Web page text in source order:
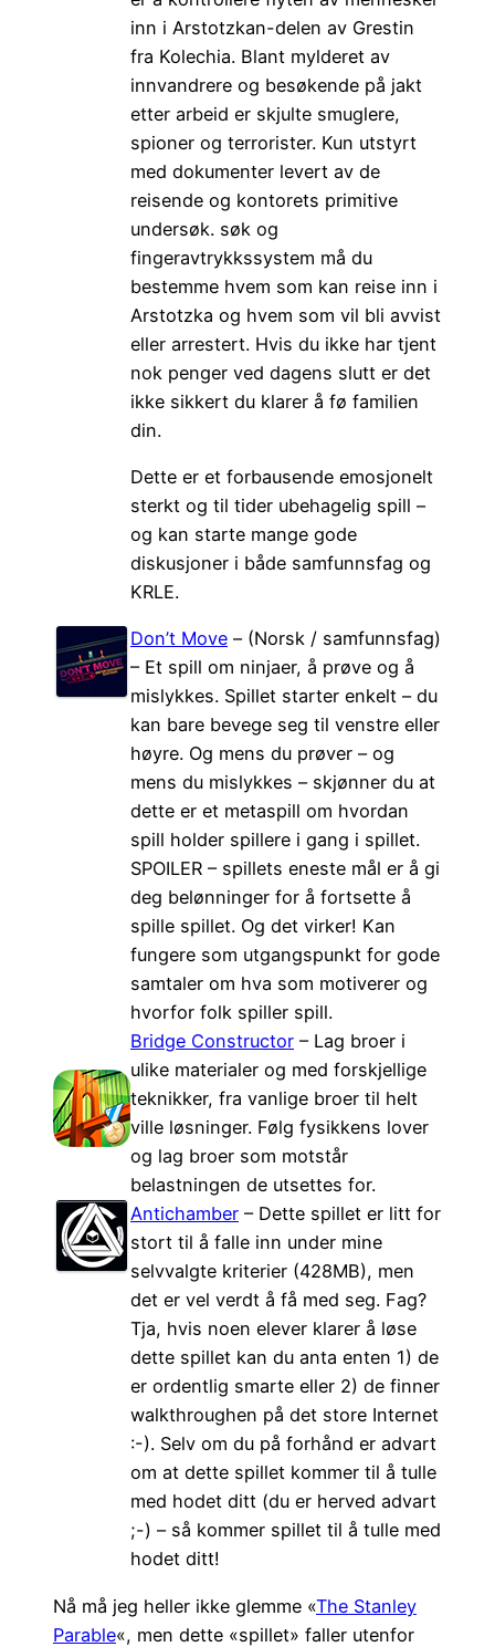
inn i Arstotzkan-delen av Grestin
fra Kolechia. Blant mylderet av
innvandrere og besøkende på jakt
etter arbeid er skjulte smuglere,
spioner og terrorister. Kun utstyrt
med dokumenter levert av de
reisende og kontorets primitive
undersøk. søk og
fingeravtrykkssystem må du
bestemme hvem som kan reise inn i
Arstotzka og hvem som vil bli avvist
eller arrestert. Hvis du ikke har tjent
nok penger ved dagens slutt er det
ikke sikkert du klarer å fø familien
din.
Dette er et forbausende emosjonelt
sterkt og til tider ubehagelig spill –
og kan starte mange gode
diskusjoner i både samfunnsfag og
KRLE.
Don’t Move – (Norsk / samfunnsfag)
– Et spill om ninjaer, å prøve og å
mislykkes. Spillet starter enkelt – du
kan bare bevege seg til venstre eller
høyre. Og mens du prøver – og
mens du mislykkes – skjønner du at
dette er et metaspill om hvordan
spill holder spillere i gang i spillet.
SPOILER – spillets eneste mål er å gi
deg belønninger for å fortsette å
spille spillet. Og det virker! Kan
fungere som utgangspunkt for gode
samtaler om hva som motiverer og
hvorfor folk spiller spill.
Bridge Constructor – Lag broer i
ulike materialer og med forskjellige
teknikker, fra vanlige broer til helt
ville løsninger. Følg fysikkens lover
og lag broer som motstår
belastningen de utsettes for.
Antichamber – Dette spillet er litt for
stort til å falle inn under mine
selvvalgte kriterier (428MB), men
det er vel verdt å få med seg. Fag?
Tja, hvis noen elever klarer å løse
dette spillet kan du anta enten 1) de
er ordentlig smarte eller 2) de finner
walkthroughen på det store Internet
:-). Selv om du på forhånd er advart
om at dette spillet kommer til å tulle
med hodet ditt (du er herved advart
;-) – så kommer spillet til å tulle med
hodet ditt!
Nå må jeg heller ikke glemme «The Stanley
Parable«, men dette «spillet» faller utenfor